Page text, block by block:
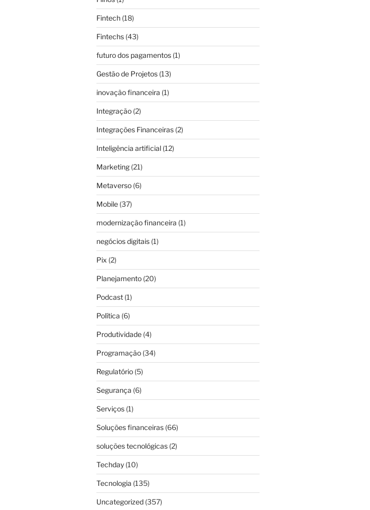
Fintech(18)
Fintechs(43)
futuro dos pagamentos(1)
Gestão de Projetos(13)
inovação financeira (1)
Integração(2)
Integrações Financeiras(2)
Inteligência artificial(12)
Marketing(21)
Metaverso(6)
Mobile(37)
modernização financeira (1)
negócios digitais(1)
Pix (2)
Planejamento(20)
Podcast(1)
Política (6)
Produtividade(4)
Programação(34)
Regulatório(5)
Segurança (6)
Serviços(1)
Soluções financeiras(66)
soluções tecnológicas(2)
Techday(10)
Tecnologia (135)
Uncategorized(357)